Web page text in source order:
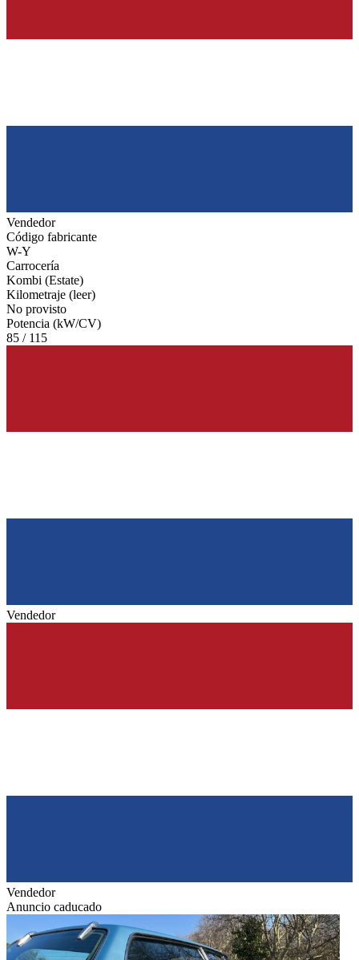
Vendedor
Código fabricante
W-Y
Carrocería
Kombi (Estate)
Kilometraje (leer)
No provisto
Potencia (kW/CV)
85 / 115
Vendedor
Vendedor
Anuncio caducado